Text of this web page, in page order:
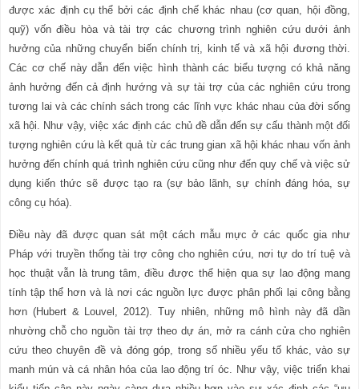
được xác định cụ thể bởi các định chế khác nhau (cơ quan, hội đồng,
quỹ) vốn điều hòa và tài trợ các chương trình nghiên cứu dưới ảnh
hưởng của những chuyển biến chính trị, kinh tế và xã hội đương thời.
Các cơ chế này dẫn đến việc hình thành các biểu tượng có khả năng
ảnh hưởng đến cả định hướng và sự tài trợ của các nghiên cứu trong
tương lai và các chính sách trong các lĩnh vực khác nhau của đời sống
xã hội. Như vậy, việc xác định các chủ đề dẫn đến sự cấu thành một đối
tượng nghiên cứu là kết quả từ các trung gian xã hội khác nhau vốn ảnh
hưởng đến chính quá trình nghiên cứu cũng như đến quy chế và việc sử
dụng kiếnthức sẽ được tạo ra (sự bảo lãnh, sự chính đáng hóa, sự
công cụ hóa).
Điều này đã được quan sát một cách mẫu mực ở các quốc gia như
Pháp với truyền thống tài trợ công cho nghiên cứu, nơi tự do trí tuệ và
học thuật vẫn là trung tâm, điều được thể hiện qua sự lao động mang
tính tập thể hơn và là nơi các nguồn lực được phân phối lại công bằng
hơn (Hubert & Louvel, 2012). Tuy nhiên, những mô hình này đã dần
nhường chỗ cho nguồn tài trợ theo dự án, mở ra cánh cửa cho nghiên
cứu theo chuyên đề và đóng góp, trong số nhiều yếu tố khác, vào sự
manh mún và cá nhân hóa của lao động trí óc. Như vậy, việc triển khai